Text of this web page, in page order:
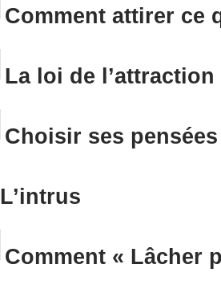
Comment attirer ce
La loi de l’attraction
Choisir ses pensées
L’intrus
Comment « Lâcher